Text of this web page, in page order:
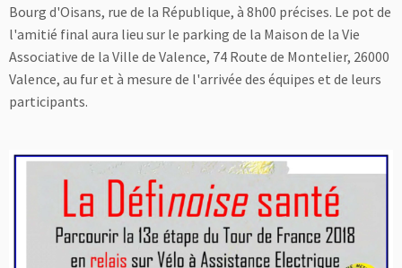
Bourg d'Oisans, rue de la République, à 8h00 précises. Le pot de
l'amitié final aura lieu sur le parking de la Maison de la Vie
Associative de la Ville de Valence, 74 Route de Montelier, 26000
Valence, au fur et à mesure de l'arrivée des équipes et de leurs
participants.